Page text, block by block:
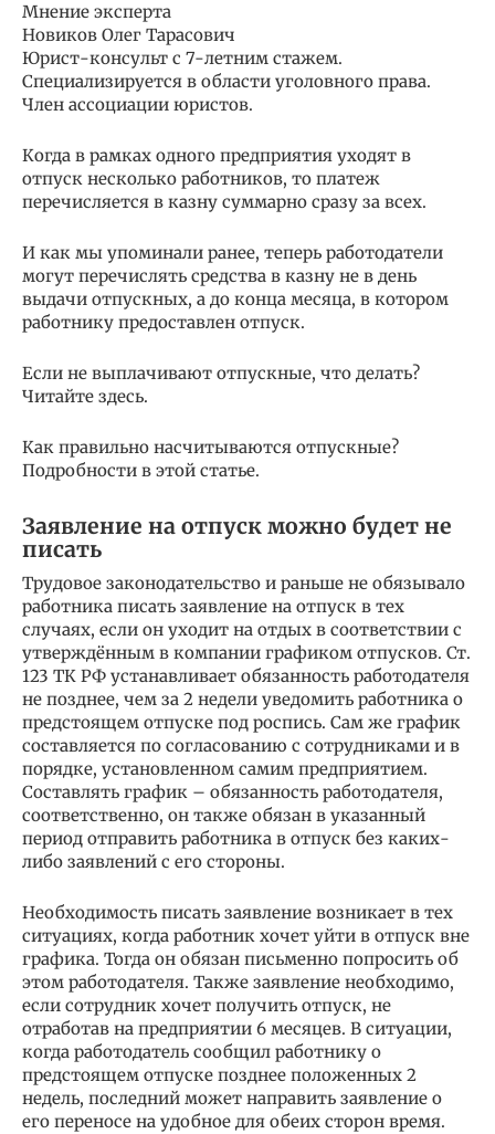
Мнение эксперта
Новиков Олег Тарасович
Юрист-консульт с 7-летним стажем.
Специализируется в области уголовного права.
Член ассоциации юристов.
Когда в рамках одного предприятия уходят в
отпуск несколько работников, то платеж
перечисляется в казну суммарно сразу за всех.
И как мы упоминали ранее, теперь работодатели
могут перечислять средства в казну не в день
выдачи отпускных, а до конца месяца, в котором
работнику предоставлен отпуск.
Если не выплачивают отпускные, что делать?
Читайте здесь.
Как правильно насчитываются отпускные?
Подробности в этой статье.
Заявление на отпуск можно будет не
писать
Трудовое законодательство и раньше не обязывало
работника писать заявление на отпуск в тех
случаях, если он уходит на отдых в соответствии с
утверждённым в компании графиком отпусков. Ст.
123 ТК РФ устанавливает обязанность работодателя
не позднее, чем за 2 недели уведомить работника о
предстоящем отпуске под роспись. Сам же график
составляется по согласованию с сотрудниками и в
порядке, установленном самим предприятием.
Составлять график – обязанность работодателя,
соответственно, он также обязан в указанный
период отправить работника в отпуск без каких-
либо заявлений с его стороны.
Необходимость писать заявление возникает в тех
ситуациях, когда работник хочет уйти в отпуск вне
графика. Тогда он обязан письменно попросить об
этом работодателя. Также заявление необходимо,
если сотрудник хочет получить отпуск, не
отработав на предприятии 6 месяцев. В ситуации,
когда работодатель сообщил работнику о
предстоящем отпуске позднее положенных 2
недель, последний может направить заявление о
его переносе на удобное для обеих сторон время.